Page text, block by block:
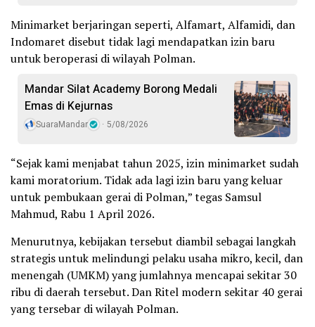
Minimarket berjaringan seperti, Alfamart, Alfamidi, dan
Indomaret disebut tidak lagi mendapatkan izin baru
untuk beroperasi di wilayah Polman.
Mandar Silat Academy Borong Medali
Emas di Kejurnas
SuaraMandar 5/08/2026
“Sejak kami menjabat tahun 2025, izin minimarket sudah
kami moratorium. Tidak ada lagi izin baru yang keluar
untuk pembukaan gerai di Polman,” tegas Samsul
Mahmud, Rabu 1 April 2026.
Menurutnya, kebijakan tersebut diambil sebagai langkah
strategis untuk melindungi pelaku usaha mikro, kecil, dan
menengah (UMKM) yang jumlahnya mencapai sekitar 30
ribu di daerah tersebut. Dan Ritel modern sekitar 40 gerai
yang tersebar di wilayah Polman.